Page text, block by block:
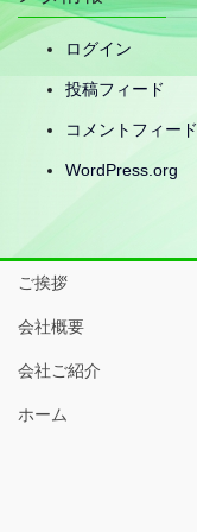
ログイン
投稿フィード
コメントフィード
WordPress.org
ご挨拶
会社概要
会社ご紹介
ホーム